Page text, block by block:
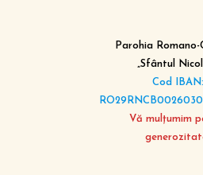
Parohia
„Sfântul
Cod IBAN:
Vă mulțumim